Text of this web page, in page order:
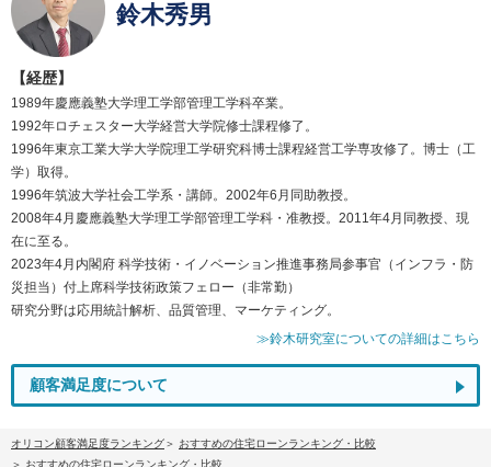
鈴木秀男
【経歴】
1989年慶應義塾大学理工学部管理工学科卒業。
1992年ロチェスター大学経営大学院修士課程修了。
1996年東京工業大学大学院理工学研究科博士課程経営工学専攻修了。博士（工
学）取得。
1996年筑波大学社会工学系・講師。2002年6月同助教授。
2008年4月慶應義塾大学理工学部管理工学科・准教授。2011年4月同教授、現
在に至る。
2023年4月内閣府 科学技術・イノベーション推進事務局参事官（インフラ・防
災担当）付上席科学技術政策フェロー（非常勤）
研究分野は応用統計解析、品質管理、マーケティング。
≫鈴木研究室についての詳細はこちら
顧客満足度について
オリコン顧客満足度ランキング
おすすめの住宅ローンランキング・比較